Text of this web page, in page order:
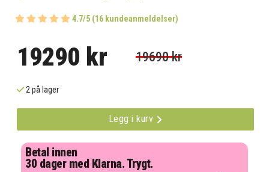
4.7/5 (16 kundeanmeldelser)
19290 kr 19690 kr
2 på lager
Legg i kurv
Betal innen
30 dager med Klarna. Trygt.